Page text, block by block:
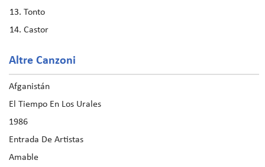
Tonto
Castor
Altre Canzoni
Afganistán
El Tiempo En Los Urales
1986
Entrada De Artistas
Amable